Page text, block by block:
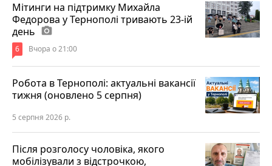
Мітинги на підтримку Михайла
Федорова у Тернополі тривають 23-ій
день photo_camera
6 Вчора о 21:00
Робота в Тернополі: актуальні вакансії
тижня (оновлено 5 серпня)
5 серпня 2026 р.
Після розголосу чоловіка, якого
мобілізували з відстрочкою,